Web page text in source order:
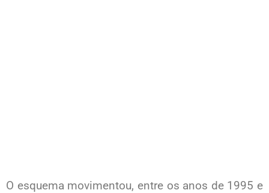
O esquema movimentou, entre os anos de 1995 e